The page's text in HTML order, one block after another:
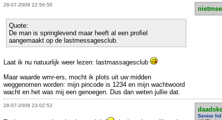
28-07-2009 22:56:50
Quote:
De man is springlevend maar heeft al een profiel
aangemaakt op de lastmessagesclub.
Laat ik nu natuurlijk weer lezen: lastmassagesclub
Maar waarde wmr-ers, mocht ik plots uit uw midden
weggenomen worden: mijn pincode is 1234 en mijn wachtwoord
wacht en het was mij een genoegen. Dus dan weten jullie dat.
28-07-2009 23:02:52
Senior lid